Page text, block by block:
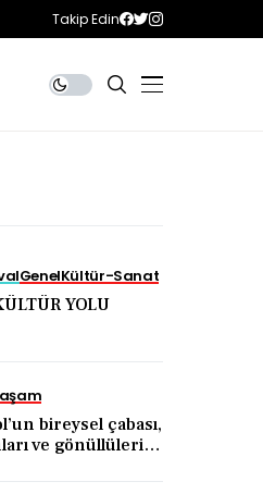
Takip Edin
GenelKültür-Sanat
YOLU
bireysel çabası,
ve gönüllülerin